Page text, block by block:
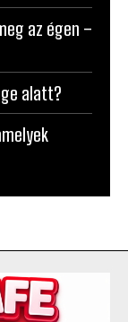
az égen –
alatt?